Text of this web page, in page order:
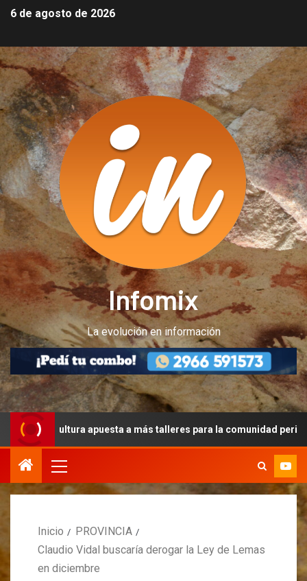
6 de agosto de 2026
Infomix
La evolución en información
apuesta a más talleres para la comunidad peritense
Inicio
PROVINCIA
Claudio Vidal buscaría derogar la Ley de Lemas
en diciembre